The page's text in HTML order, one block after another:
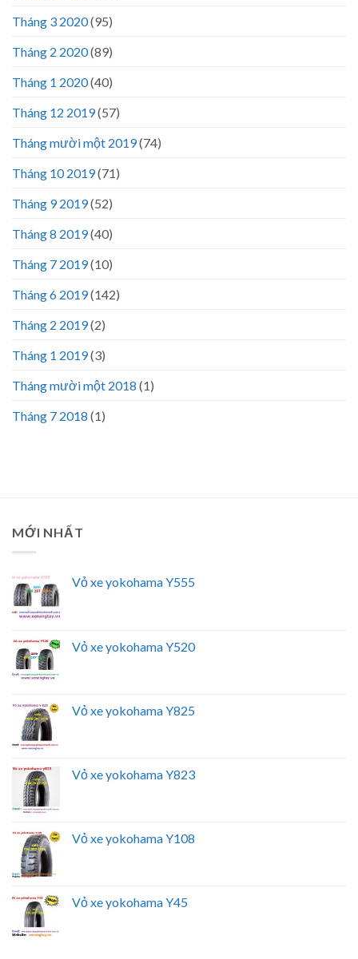
Tháng 3 2020(95)
Tháng 2 2020(89)
Tháng 1 2020(40)
Tháng 12 2019(57)
Tháng mười một 2019(74)
Tháng 10 2019(71)
Tháng 9 2019(52)
Tháng 8 2019(40)
Tháng 7 2019(10)
Tháng 6 2019(142)
Tháng 2 2019(2)
Tháng 1 2019(3)
Tháng mười một 2018 (1)
Tháng 7 2018 (1)
MỚI NHẤT
Vỏ xe yokohama Y555
Vỏ xe yokohama Y520
Vỏ xe yokohama Y825
Vỏ xe yokohama Y823
Vỏ xe yokohama Y108
Vỏ xe yokohama Y45